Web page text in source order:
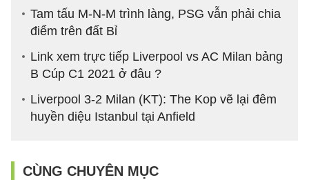
Tam tấu M-N-M trình làng, PSG vẫn phải chia
điểm trên đất Bỉ
Link xem trực tiếp Liverpool vs AC Milan bảng
B Cúp C1 2021 ở đâu ?
Liverpool 3-2 Milan (KT): The Kop vẽ lại đêm
huyền diệu Istanbul tại Anfield
CÙNG CHUYÊN MỤC